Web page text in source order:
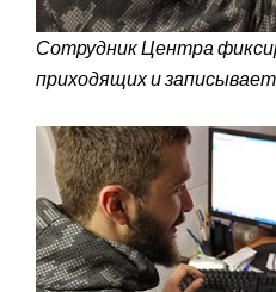
Сотрудник Центра
приходящих и